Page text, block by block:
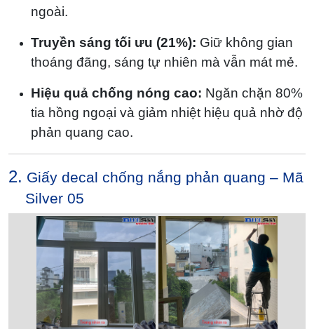
ngoài.
Truyền sáng tối ưu (21%): Giữ không gian
thoáng đãng, sáng tự nhiên mà vẫn mát mẻ.
Hiệu quả chống nóng cao: Ngăn chặn 80%
tia hồng ngoại và giảm nhiệt hiệu quả nhờ độ
phản quang cao.
2. Giấy decal chống nắng phản quang – Mã
Silver 05